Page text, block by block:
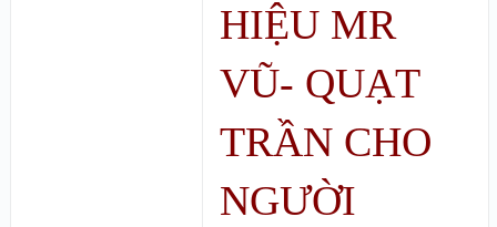
HIỆU MR
VŨ- QUẠT
TRẦN CHO
NGƯỜI